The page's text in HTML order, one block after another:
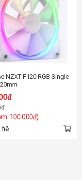
NZXT F120 RGB Single
100.000đ)
hệ